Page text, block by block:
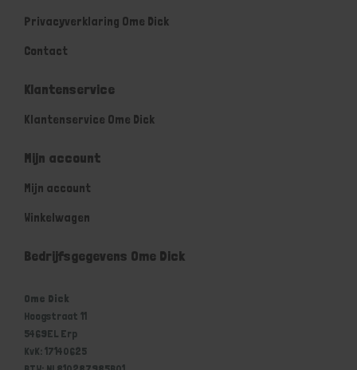
Privacyverklaring Ome Dick
Contact
Klantenservice
Klantenservice Ome Dick
Mijn account
Mijn account
Winkelwagen
Bedrijfsgegevens Ome Dick
Ome Dick
Hoogstraat 11
5469EL Erp
KvK: 17140625